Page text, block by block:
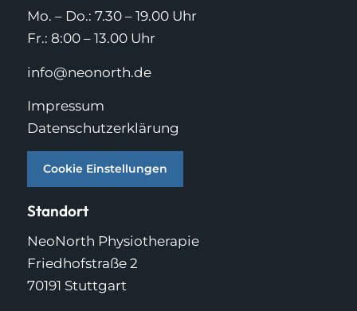
Mo. – Do.: 7.30 – 19.00 Uhr
Fr.: 8:00 – 13.00 Uhr
info@neonorth.de
Impressum
Datenschutzerklärung
Cookie Einstellungen
Standort
NeoNorth Physiotherapie
Friedhofstraße 2
70191 Stuttgart